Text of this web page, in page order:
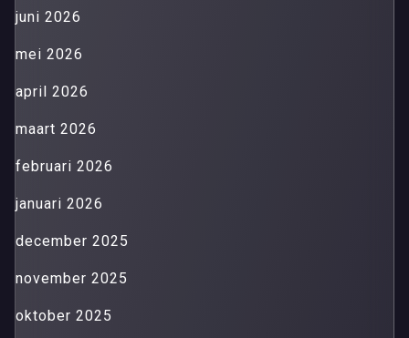
juni 2026
mei 2026
april 2026
maart 2026
februari 2026
januari 2026
december 2025
november 2025
oktober 2025